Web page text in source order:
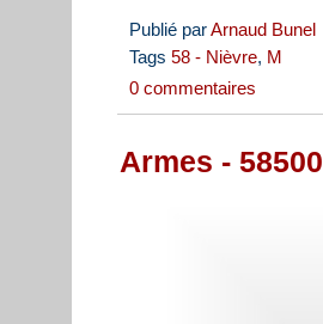
Publié parArnaud Bunel
Tags 58 - Nièvre, M
0 commentaires
Armes - 58500